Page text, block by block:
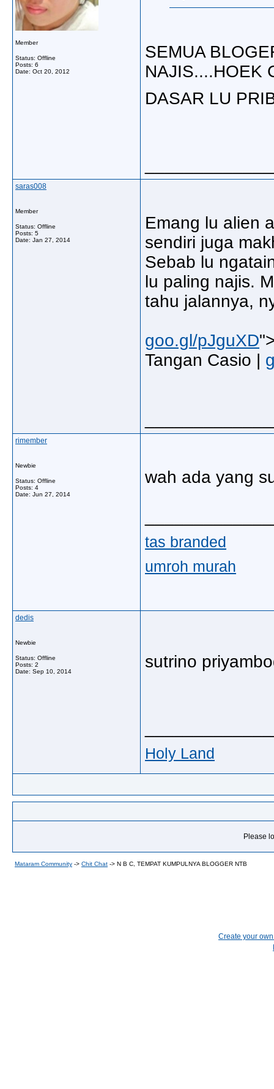
Member
Status: Offline
Posts: 6
Date: Oct 20, 2012
SEMUA
NAJIS....HOEK
DASAR LU
saras008
Member
Status: Offline
Posts: 5
Date: Jan 27, 2014
Emang lu alien
sendiri juga
Sebab lu
lu paling najis.
tahu jalannya,
goo.gl/pJguXD
Tangan Casio |
rimember
Newbie
Status: Offline
Posts: 4
Date: Jun 27, 2014
wah ada yang
tas branded
umroh murah
dedis
Newbie
Status: Offline
Posts: 2
Date: Sep 10, 2014
sutrino
Holy Land
Please
Mataram Community -> Chit Chat -> N B C, TEMPAT KUMPULNYA BLOGGER NTB
Create your